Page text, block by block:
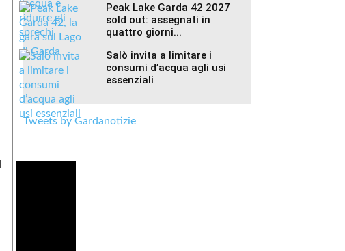
Peak Lake Garda 42 2027
sold out: assegnati in
quattro giorni...
Salò invita a limitare i
consumi d’acqua agli usi
essenziali
Tweets by Gardanotizie